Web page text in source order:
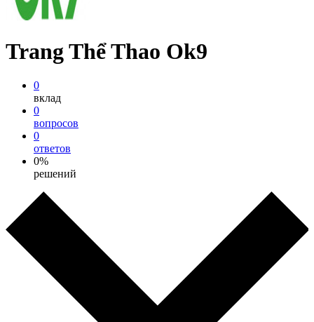
Trang Thể Thao Ok9
0
вклад
0
вопросов
0
ответов
0%
решений